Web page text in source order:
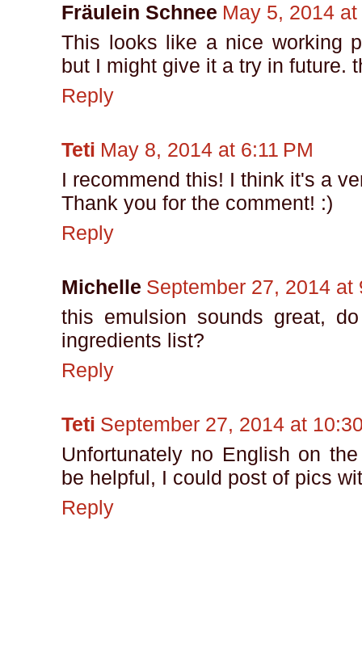
Fräulein Schnee May 5, 2014 at
This looks like a nice working
but I might give it a try in future.
Reply
Teti May 8, 2014 at 6:11 PM
I recommend this! I think it's a
Thank you for the comment! :)
Reply
Michelle September 27, 2014 at
this emulsion sounds great,
ingredients list?
Reply
Teti September 27, 2014 at
Unfortunately no English on
be helpful, I could post of pics
Reply